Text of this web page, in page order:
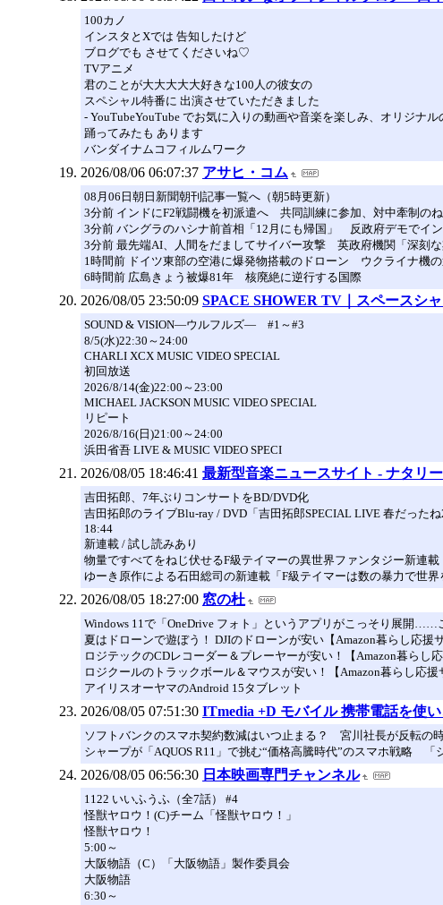
100カノ
インスタとXでは 告知したけど
ブログでも させてくださいね♡
TVアニメ
君のことが大大大大大好きな100人の彼女の
スペシャル特番に 出演させていただきました
- YouTubeYouTube でお気に入りの動画や音楽を楽しみ、オリジナ
踊ってみたも あります
バンダイナムコフィルムワーク
2026/08/06 06:07:37 アサヒ・コム
08月06日朝日新聞朝刊記事一覧へ（朝5時更新）
3分前 インドにF2戦闘機を初派遣へ 共同訓練に参加、対中牽制の
3分前 バングラのハシナ前首相「12月にも帰国」 反政府デモでイ
3分前 最先端AI、人間をだましてサイバー攻撃 英政府機関「深刻な
1時間前 ドイツ東部の空港に爆発物搭載のドローン ウクライナ機の
6時間前 広島きょう被爆81年 核廃絶に逆行する国際
2026/08/05 23:50:09 SPACE SHOWER TV｜スペースシ
SOUND & VISION―ウルフルズ― #1～#3
8/5(水)22:30～24:00
CHARLI XCX MUSIC VIDEO SPECIAL
初回放送
2026/8/14(金)22:00～23:00
MICHAEL JACKSON MUSIC VIDEO SPECIAL
リピート
2026/8/16(日)21:00～24:00
浜田省吾 LIVE & MUSIC VIDEO SPECI
2026/08/05 18:46:41 最新型音楽ニュースサイト - ナタリー
吉田拓郎、7年ぶりコンサートをBD/DVD化
吉田拓郎のライブBlu-ray / DVD「吉田拓郎SPECIAL LIVE 春だった
18:44
新連載 / 試し読みあり
物量ですべてをねじ伏せるF級テイマーの異世界ファンタジー新連載
ゆーき原作による石田総司の新連載「F級テイマーは数の暴力で世
2026/08/05 18:27:00 窓の杜
Windows 11で「OneDrive フォト」というアプリがこっそり展開……
夏はドローンで遊ぼう！ DJIのドローンが安い【Amazon暮らし応援サ
ロジテックのCDレコーダー＆プレーヤーが安い！【Amazon暮らし応
ロジクールのトラックボール＆マウスが安い！【Amazon暮らし応援
アイリスオーヤマのAndroid 15タブレット
2026/08/05 07:51:30 ITmedia +D モバイル 携帯電話を使
ソフトバンクのスマホ契約数減はいつ止まる？ 宮川社長が反転の
シャープが「AQUOS R11」で挑む“価格高騰時代”のスマホ戦略 「
2026/08/05 06:56:30 日本映画専門チャンネル
1122 いいふうふ（全7話） #4
怪獣ヤロウ！(C)チーム「怪獣ヤロウ！」
怪獣ヤロウ！
5:00～
大阪物語（C）「大阪物語」製作委員会
大阪物語
6:30～